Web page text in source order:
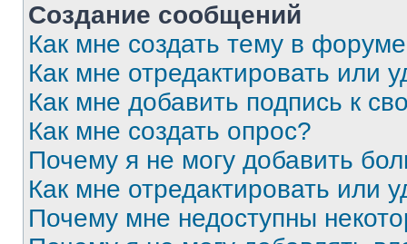
Создание сообщений
Как мне создать тему в
Как мне отредактировать или
Как мне добавить подпись к
Как мне создать опрос?
Почему я не могу добавить
Как мне отредактировать или
Почему мне недоступны